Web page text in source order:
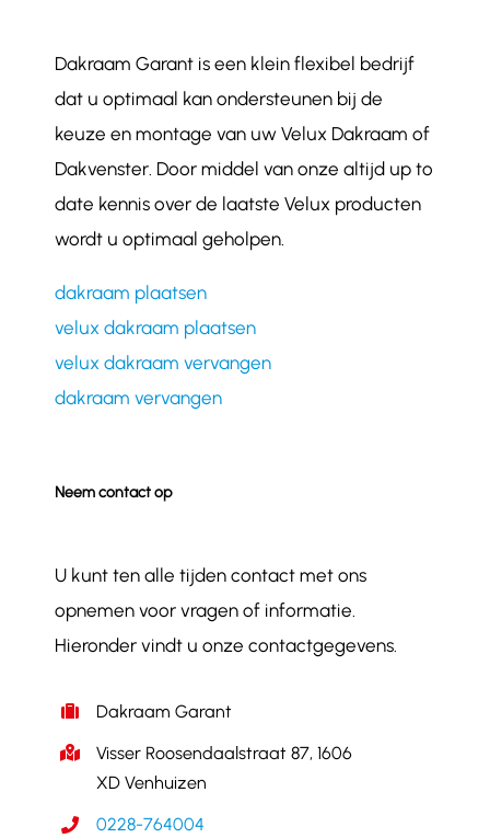
Dakraam Garant is een klein flexibel bedrijf
dat u optimaal kan ondersteunen bij de
keuze en montage van uw Velux Dakraam of
Dakvenster. Door middel van onze altijd up to
date kennis over de laatste Velux producten
wordt u optimaal geholpen.
dakraam plaatsen
velux dakraam plaatsen
velux dakraam vervangen
dakraam vervangen
Neem contact op
U kunt ten alle tijden contact met ons
opnemen voor vragen of informatie.
Hieronder vindt u onze contactgegevens.
Dakraam Garant
Visser Roosendaalstraat 87, 1606
XD Venhuizen
0228-764004